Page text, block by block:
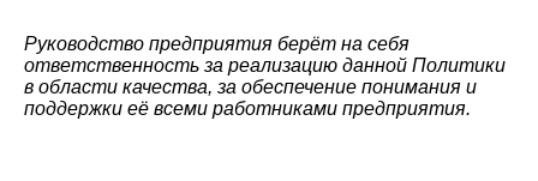
Руководство предприятия берёт на себя
ответственность за реализацию данной Политики
в области качества, за обеспечение понимания и
поддержки её всеми работниками предприятия.